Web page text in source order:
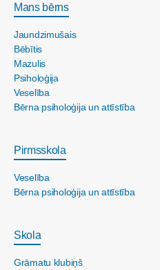
Mans bērns
Jaundzimušais
Bēbītis
Mazulis
Psiholoģija
Veselība
Bērna psiholoģija un attīstība
Pirmsskola
Veselība
Bērna psiholoģija un attīstība
Skola
Grāmatu klubiņš